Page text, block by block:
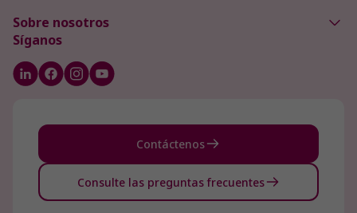
Sobre nosotros
Síganos
Contáctenos
Consulte las preguntas frecuentes